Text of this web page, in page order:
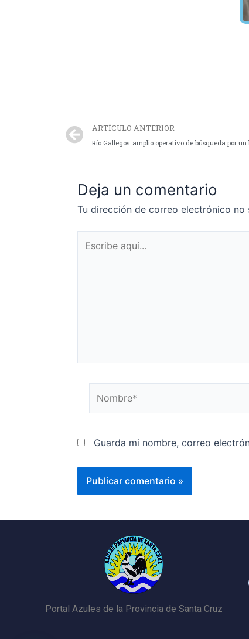
ARTÍCULO ANTERIOR
Río Gallegos: amplio operativo de búsqueda por
Deja un comentario
Tu dirección de correo electrónico no
Guarda mi nombre, correo
Portal Azules de la Provincia de Santa Cruz